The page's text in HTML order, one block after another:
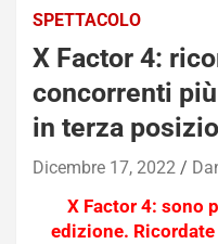
SPETTACOLO
X Factor 4:
concorrenti
in terza
Dicembre 17, 2022
X Factor 4: sono
edizione.